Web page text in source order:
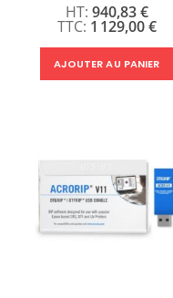
1 129,00 €
940,83 €
AJOUTER AU PANIER